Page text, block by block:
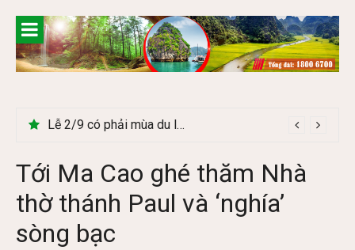
content
Lễ 2/9 có phải mùa du lịch Hà Giang đẹp không?
Tới Ma Cao ghé thăm Nhà
thờ thánh Paul và ‘nghía’
sòng bạc